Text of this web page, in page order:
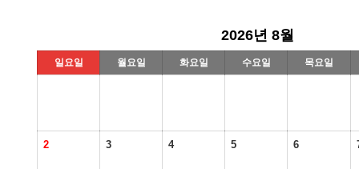
2026년 8월
일요일 월요일 화요일 수요일 목요일
2 3 4 5 6